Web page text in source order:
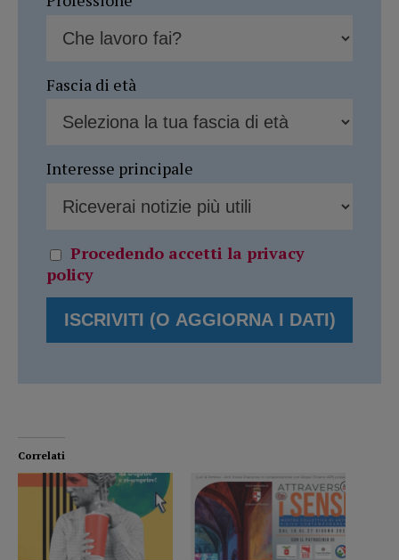
Fascia di età
Interesse principale
Procedendo accetti la privacy
policy
Correlati